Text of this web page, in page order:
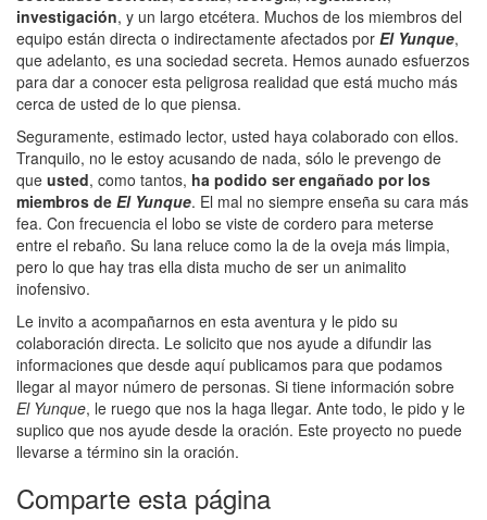
investigación, y un largo etcétera. Muchos de los miembros del
equipo están directa o indirectamente afectados por El Yunque,
que adelanto, es una sociedad secreta. Hemos aunado esfuerzos
para dar a conocer esta peligrosa realidad que está mucho más
cerca de usted de lo que piensa.
Seguramente, estimado lector, usted haya colaborado con ellos.
Tranquilo, no le estoy acusando de nada, sólo le prevengo de
que usted, como tantos, ha podido ser engañado por los
miembros de El Yunque. El mal no siempre enseña su cara más
fea. Con frecuencia el lobo se viste de cordero para meterse
entre el rebaño. Su lana reluce como la de la oveja más limpia,
pero lo que hay tras ella dista mucho de ser un animalito
inofensivo.
Le invito a acompañarnos en esta aventura y le pido su
colaboración directa. Le solicito que nos ayude a difundir las
informaciones que desde aquí publicamos para que podamos
llegar al mayor número de personas. Si tiene información sobre
El Yunque, le ruego que nos la haga llegar. Ante todo, le pido y le
suplico que nos ayude desde la oración. Este proyecto no puede
llevarse a término sin la oración.
Comparte esta página